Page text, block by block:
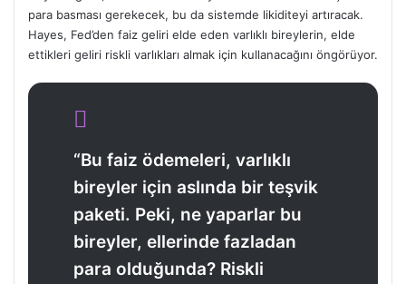
para basması gerekecek, bu da sistemde likiditeyi artıracak.
Hayes, Fed’den faiz geliri elde eden varlıklı bireylerin, elde
ettikleri geliri riskli varlıkları almak için kullanacağını öngörüyor.
“Bu faiz ödemeleri, varlıklı
bireyler için aslında bir teşvik
paketi. Peki, ne yaparlar bu
bireyler, ellerinde fazladan
para olduğunda? Riskli